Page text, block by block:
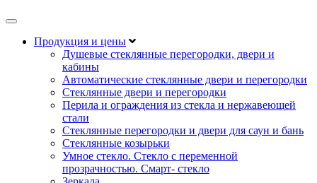
Продукция и цены
Душевые стеклянные перегородки, двери и
кабины
Автоматические стеклянные двери и перегородки
Стеклянные двери и перегородки
Перила и ограждения из стекла и нержавеющей
стали
Стеклянные перегородки и двери для саун и бань
Стеклянные козырьки
Умное стекло. Стекло с переменной
прозрачностью. Смарт- стекло